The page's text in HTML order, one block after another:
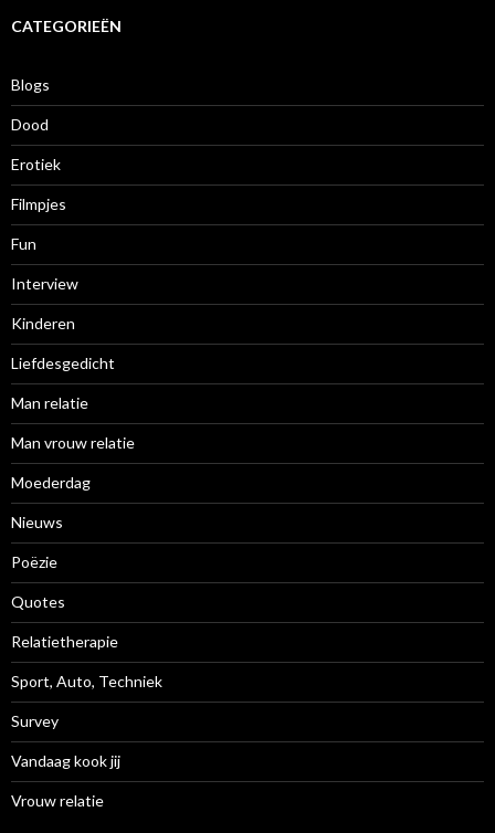
iCATEGORIEËN
Blogs
Dood
Erotiek
Filmpjes
Fun
Interview
Kinderen
Liefdesgedicht
Man relatie
Man vrouw relatie
Moederdag
Nieuws
Poëzie
Quotes
Relatietherapie
Sport, Auto, Techniek
Survey
Vandaag kook jij
Vrouw relatie